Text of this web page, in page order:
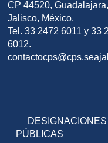
CP 44520, Guadalajara,
Jalisco, México.
Tel. 33 2472 6011 y 33
6012.
DESIGNACIONES
PÚBLICAS